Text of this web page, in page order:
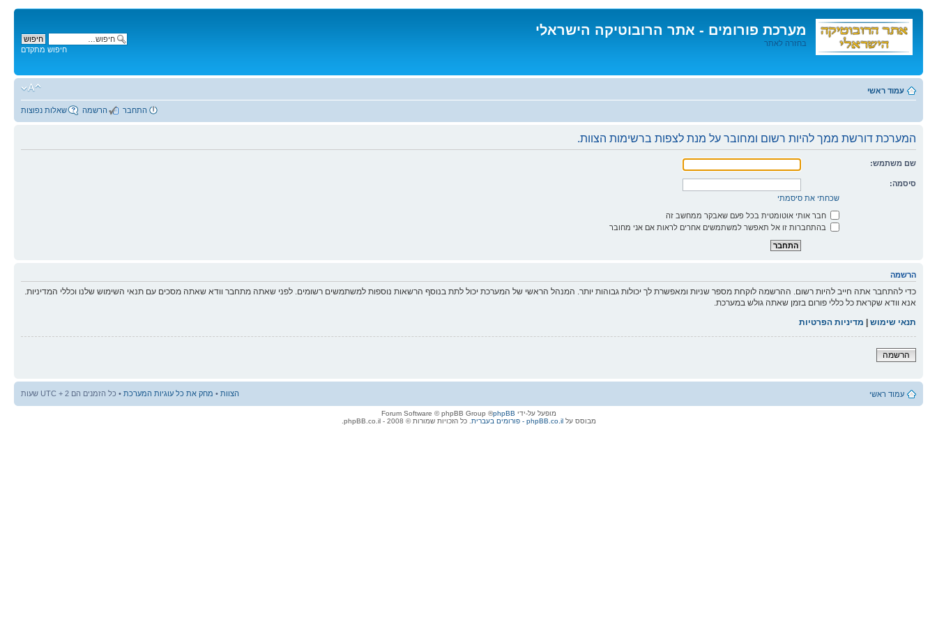
מערכת פורומים - אתר הרובוטיקה הישראלי
בחזרה לאתר
לתוכן
חיפוש מתקדם
עמוד ראשי
שאלות נפוצות הרשמה התחבר
המערכת דורשת ממך להיות רשום ומחובר על מנת לצפות ברשימות הצוות.
שם משתמש:
סיסמה:
שכחתי את סיסמתי
חבר אותי אוטומטית בכל פעם שאבקר ממחשב זה
בהתחברות זו אל תאפשר למשתמשים אחרים לראות אם אני מחובר
הרשמה
כדי להתחבר אתה חייב להיות רשום. ההרשמה לוקחת מספר שניות ומאפשרת לך יכולות גבוהות יותר. המנהל הראשי של המערכת יכול לתת בנוסף הרשאות נוספות למשתמשים רשומים. לפני שאתה מתחבר וודא שאתה מסכים עם תנאי השימוש שלנו וכללי המדיניות.
אנא וודא שקראת כל כללי פורום בזמן שאתה גולש במערכת.
תנאי שימוש | מדיניות הפרטיות
הרשמה
עמוד ראשי הצוות • מחק את כל עוגיות המערכת • כל הזמנים הם UTC + 2 שעות
מופעל על-ידי phpBB
® Forum Software © phpBB Group
מבוסס עלphpBB.co.il - פורומים בעברית . כל הזכויות שמורות © 2008 - phpBB.co.il.